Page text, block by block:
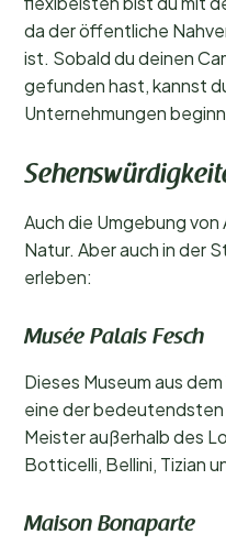
da der öffentliche
ist. Sobald du deinen
gefunden hast, kannst
Unternehmungen
Auch die Umgebung
Natur. Aber auch in der
erleben:
Musée Palais Fesch
Dieses Museum aus
eine der bedeutendsten
Meister außerhalb des
Botticelli, Bellini, Tizian
Maison Bonaparte